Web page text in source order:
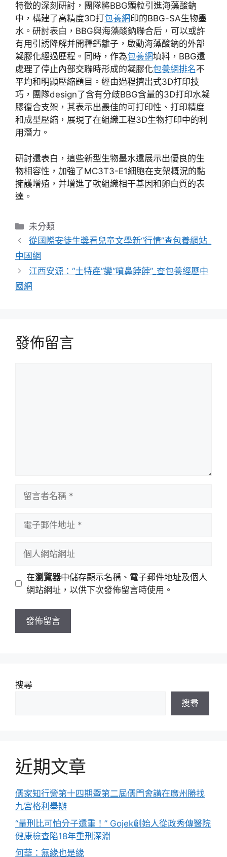
特徵的深刻研討，團隊將BBG顆粒引進海藻酸鈉
中，構建了高精度3D打包養網印的BBG-SA生物墨
水。研討表白，BBG與海藻酸鈉聯合后，可以或許
有用引誘降解并開釋鈣離子，啟動海藻酸鈉的外部
凝膠化經過歷程。同時，作為包養網填料，BBG還
處理了停止內部交聯時形成的凝膠化包養網排名不
平均和明顯壓縮題目。經由過程擠出式3D打印技
巧，團隊design了含有分歧BBG含量的3D打印水凝
膠復合支架，其表示出最佳的可打印性、打印精度
和成型壓縮，展現了在組織工程3D生物打印中的利
用潛力。
研討還表白，這些新型生物墨水還展示出優良的生
物相容性，加強了MC3T3-E1細胞在支架概況的黏
擁護增殖，并增進了軟組織相干基因和卵白質的表
達。
分
類
未分類
從國際安徒生獎看兒童文學新“行情”查包養網站_
中國網
江西安源：“土特產”變“噴鼻餑餑”_查包養經歷中
國網
發佈留言
址
站
址
在瀏覽器中儲存顯示名稱、電子郵件地址及個人
網站網址，以供下次發佈留言時使用。
搜尋
搜尋
近期文章
儒家知行營第十四期暨第二屆儒門會講在廣州勝找
九宮格利舉辦
“量刑比可怕分子還重！” Gojek創始人從政秀傳醫院
健康檢查陷18年重刑深淵
何華：無緣也是緣